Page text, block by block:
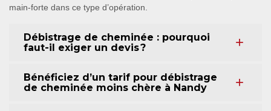
main-forte dans ce type d’opération.
Débistrage de cheminée : pourquoi
faut-il exiger un devis ?
Bénéficiez d’un tarif pour débistrage
de cheminée moins chère à Nandy